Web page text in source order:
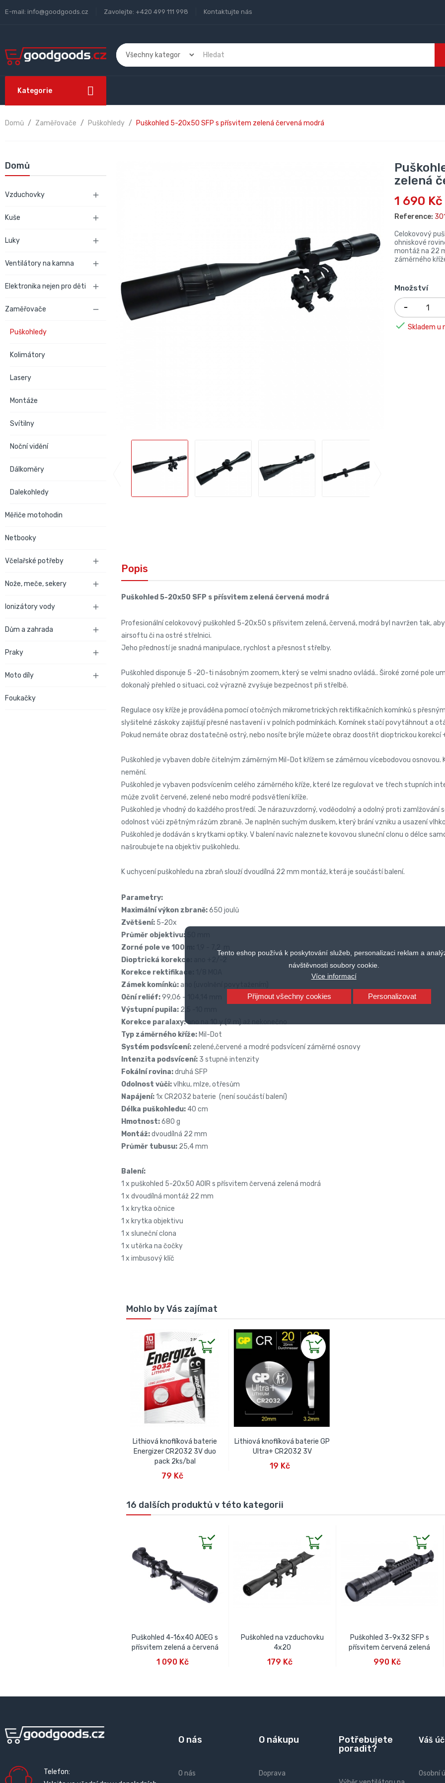
Tento eshop používá k poskytování služeb, personalizaci reklam a
návštěvnosti soubory cookie.
Více informací
Přijmout všechny cookies Personalizovat
E-mail: info@goodgoods.cz Zavolejte: +420 499 111 998 Kontaktujte nás
Kategorie
Domů Zaměřovače Puškohledy Puškohled 5-20x50 SFP s přísvitem zelená červená modrá
Domů
Vzduchovky 
Kuše 
Luky 
Ventilátory na kamna 
Elektronika nejen pro děti 
Zaměřovače 
Puškohledy
Kolimátory
Lasery
Montáže
Svítilny
Noční vidění
Dálkoměry
Dalekohledy
Měřiče motohodin
Netbooky
Včelařské potřeby 
Nože, meče, sekery 
Ionizátory vody 
Dům a zahrada 
Praky 
Moto díly 
Foukačky
zelená
1 690 Kč
Reference:
Celokovový
ohniskové
montáž na 22
záměrného
Množství
 Skladem u
Popis
Puškohled 5-20x50 SFP s přísvitem zelená červená modrá
Profesionální celokovový puškohled 5-20x50 s přísvitem zelená, červená, modrá byl navržen tak,
airsoftu či na ostré střelnici.
Jeho předností je snadná manipulace, rychlost a přesnost střelby.
Puškohled disponuje 5 -20-ti násobným zoomem, který se velmi snadno ovládá.. Široké zorné pole
dokonalý přehled o situaci, což výrazně zvyšuje bezpečnost při střelbě.
Regulace osy kříže je prováděna pomocí otočných mikrometrických rektifikačních komínků s
slyšitelné záskoky zajišťují přesné nastavení i v polních podmínkách. Komínek stačí povytáhnout a
Pokud nemáte obraz dostatečně ostrý, nebo nosíte brýle můžete obraz doostřit dioptrickou korekcí
Puškohled je vybaven dobře čitelným záměrným Mil-Dot křížem se záměrnou vícebodovou
nemění.
Puškohled je vybaven podsvícením celého záměrného kříže, které lze regulovat ve třech stupních
může zvolit červené, zelené nebo modré podsvětlení kříže.
Puškohled je vhodný do každého prostředí. Je nárazuvzdorný, voděodolný a odolný proti zamlžování
odolnost vůči zpětným rázům zbraně. Je naplněn suchým dusíkem, který brání vzniku a usazení
Puškohled je dodáván s krytkami optiky. V balení navíc naleznete kovovou sluneční clonu o délce
našroubujete na objektiv puškohledu.
K uchycení puškohledu na zbraň slouží dvoudílná 22 mm montáž, která je součástí balení.
Parametry:
Maximální výkon zbraně:650 joulů
Zvětšení: 5-20x
Průměr objektivu:
Zorné pole ve 100 m:
Dioptrická korekce:
Korekce rektifikace:
Zámek komínků:ano (uvolnění povytažením)
Oční reliéf:99,06 - 104,14 mm
Výstupní pupila: 2,5 -10 mm
Korekce paralaxy:ano na 10 y (9 m) až nekonečno
Typ záměrného kříže: Mil-Dot
Systém podsvícení: zelené,červené a modré podsvícení záměrné osnovy
Intenzita podsvícení: 3 stupně intenzity
Fokální rovina:druhá SFP
Odolnost vůči:vlhku, mlze, otřesům
Napájení:1x CR2032 baterie (není součástí balení)
Délka puškohledu: 40 cm
Hmotnost:680 g
Montáž:dvoudílná 22 mm
Průměr tubusu: 25,4 mm
Balení:
1 x puškohled 5-20x50 AOIR s přísvitem červená zelená modrá
1 x dvoudílná montáž 22 mm
1 x krytka očnice
1 x krytka objektivu
1 x sluneční clona
1 x utěrka na čočky
1 x imbusový klíč
Mohlo by Vás zajímat
Lithiová knoflíková baterie
Energizer CR2032 3V duo
pack 2ks/bal
79 Kč
Lithiová knoflíková baterie GP
Ultra+ CR2032 3V
19 Kč
16 dalších produktů v této kategorii
Puškohled 4-16x40 AOEG s
přísvitem zelená a červená
1 090 Kč
Puškohled na vzduchovku
4x20
179 Kč
Puškohled 3-9x32 SFP s
přísvitem červená zelená
990 Kč
Telefon:
O nás
O nás
O nákupu
Doprava
Potřebujete
poradit?
Váš
Osobní